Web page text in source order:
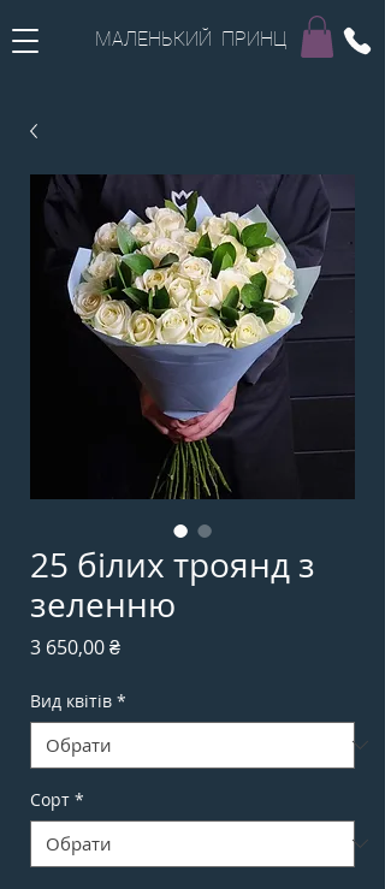
МАЛЕНЬКИЙ ПРИНЦ
25 білих троянд з
зеленню
3 650,00 ₴Ціна
Вид квітів *
Сорт *